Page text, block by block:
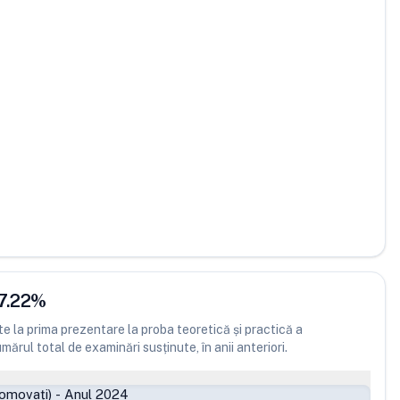
%
la prima prezentare la proba teoretică și practică a
total de examinări susținute, în anii anteriori.
- Anul 2024